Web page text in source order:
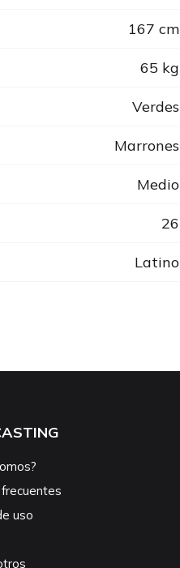
167 cm
65 kg
Verdes
Marrones
Medio
26
Latino
uso